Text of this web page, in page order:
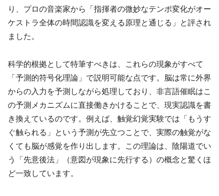
り、プロの音楽家から「指揮者の微妙なテンポ変化がオー
ケストラ全体の時間認識を変える原理と通じる」と評され
ました。
科学的根拠として特筆すべきは、これらの現象がすべて
「予測的符号化理論」で説明可能な点です。脳は常に外界
からの入力を予測しながら処理しており、非言語催眠はこ
の予測メカニズムに直接働きかけることで、現実認識を書
き換えているのです。例えば、触覚幻覚実験では「もうす
ぐ触られる」という予測が先立つことで、実際の触覚がな
くても脳が感覚を作り出します。この理論は、陰陽道でい
う「先意後法」（意図が現象に先行する）の概念と驚くほ
ど一致しています。